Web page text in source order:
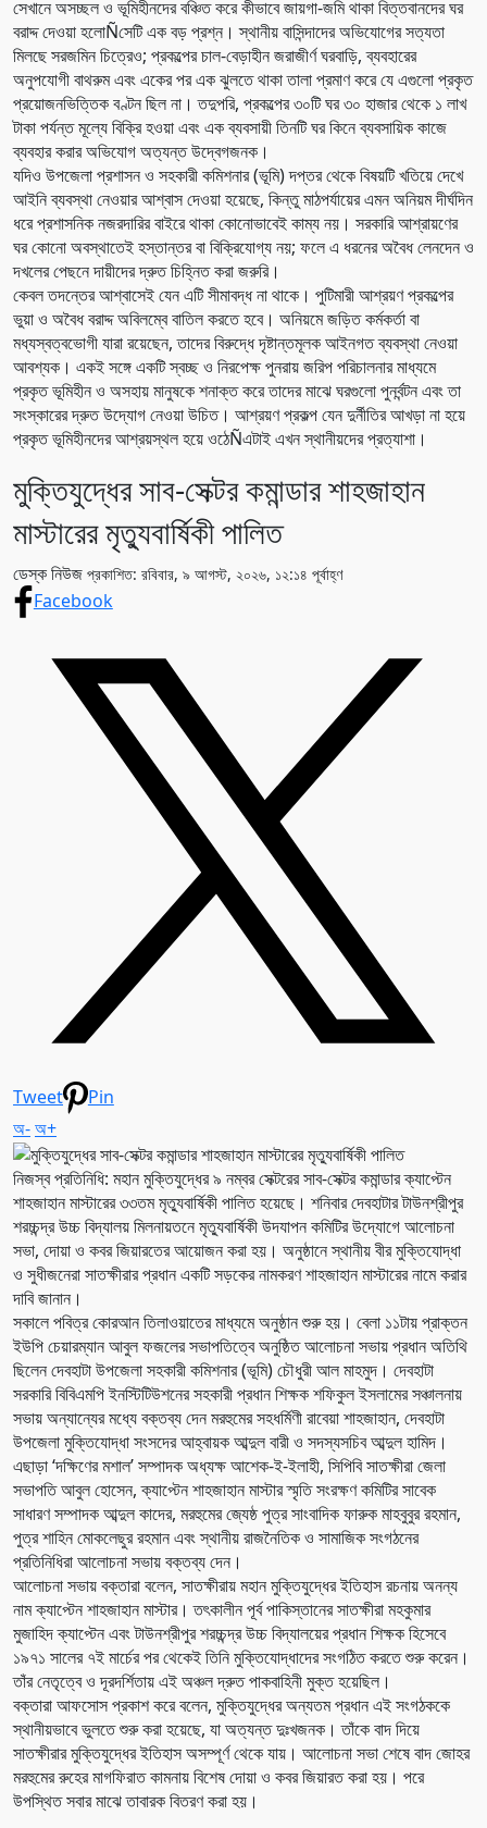
সেখানে অসচ্ছল ও ভূমিহীনদের বঞ্চিত করে কীভাবে জায়গা-জমি থাকা বিত্তবানদের ঘর
বরাদ্দ দেওয়া হলোÑসেটি এক বড় প্রশ্ন। স্থানীয় বাসিন্দাদের অভিযোগের সত্যতা
মিলছে সরজমিন চিত্রেও; প্রকল্পের চাল-বেড়াহীন জরাজীর্ণ ঘরবাড়ি, ব্যবহারের
অনুপযোগী বাথরুম এবং একের পর এক ঝুলতে থাকা তালা প্রমাণ করে যে এগুলো প্রকৃত
প্রয়োজনভিত্তিক বণ্টন ছিল না। তদুপরি, প্রকল্পের ৩০টি ঘর ৩০ হাজার থেকে ১ লাখ
টাকা পর্যন্ত মূল্যে বিক্রি হওয়া এবং এক ব্যবসায়ী তিনটি ঘর কিনে ব্যবসায়িক কাজে
ব্যবহার করার অভিযোগ অত্যন্ত উদ্বেগজনক।
যদিও উপজেলা প্রশাসন ও সহকারী কমিশনার (ভূমি) দপ্তর থেকে বিষয়টি খতিয়ে দেখে
আইনি ব্যবস্থা নেওয়ার আশ্বাস দেওয়া হয়েছে, কিন্তু মাঠপর্যায়ের এমন অনিয়ম দীর্ঘদিন
ধরে প্রশাসনিক নজরদারির বাইরে থাকা কোনোভাবেই কাম্য নয়। সরকারি আশ্রায়ণের
ঘর কোনো অবস্থাতেই হস্তান্তর বা বিক্রিযোগ্য নয়; ফলে এ ধরনের অবৈধ লেনদেন ও
দখলের পেছনে দায়ীদের দ্রুত চিহ্নিত করা জরুরি।
কেবল তদন্তের আশ্বাসেই যেন এটি সীমাবদ্ধ না থাকে। পুটিমারী আশ্রয়ণ প্রকল্পের
ভুয়া ও অবৈধ বরাদ্দ অবিলম্বে বাতিল করতে হবে। অনিয়মে জড়িত কর্মকর্তা বা
মধ্যস্বত্বভোগী যারা রয়েছেন, তাদের বিরুদ্ধে দৃষ্টান্তমূলক আইনগত ব্যবস্থা নেওয়া
আবশ্যক। একই সঙ্গে একটি স্বচ্ছ ও নিরপেক্ষ পুনরায় জরিপ পরিচালনার মাধ্যমে
প্রকৃত ভূমিহীন ও অসহায় মানুষকে শনাক্ত করে তাদের মাঝে ঘরগুলো পুনর্বন্টন এবং তা
সংস্কারের দ্রুত উদ্যোগ নেওয়া উচিত। আশ্রয়ণ প্রকল্প যেন দুর্নীতির আখড়া না হয়ে
প্রকৃত ভূমিহীনদের আশ্রয়স্থল হয়ে ওঠেÑএটাই এখন স্থানীয়দের প্রত্যাশা।
মুক্তিযুদ্ধের সাব-সেক্টর কমান্ডার শাহজাহান
মাস্টারের মৃত্যুবার্ষিকী পালিত
ডেস্ক নিউজ প্রকাশিত: রবিবার, ৯ আগস্ট, ২০২৬, ১২:১৪ পূর্বাহ্ণ
Facebook
Tweet
Pin
অ-অ+
নিজস্ব প্রতিনিধি: মহান মুক্তিযুদ্ধের ৯ নম্বর সেক্টরের সাব-সেক্টর কমান্ডার ক্যাপ্টেন
শাহজাহান মাস্টারের ৩৩তম মৃত্যুবার্ষিকী পালিত হয়েছে। শনিবার দেবহাটার টাউনশ্রীপুর
শরচ্চন্দ্র উচ্চ বিদ্যালয় মিলনায়তনে মৃত্যুবার্ষিকী উদযাপন কমিটির উদ্যোগে আলোচনা
সভা, দোয়া ও কবর জিয়ারতের আয়োজন করা হয়। অনুষ্ঠানে স্থানীয় বীর মুক্তিযোদ্ধা
ও সুধীজনেরা সাতক্ষীরার প্রধান একটি সড়কের নামকরণ শাহজাহান মাস্টারের নামে করার
দাবি জানান।
সকালে পবিত্র কোরআন তিলাওয়াতের মাধ্যমে অনুষ্ঠান শুরু হয়। বেলা ১১টায় প্রাক্তন
ইউপি চেয়ারম্যান আবুল ফজলের সভাপতিত্বে অনুষ্ঠিত আলোচনা সভায় প্রধান অতিথি
ছিলেন দেবহাটা উপজেলা সহকারী কমিশনার (ভূমি) চৌধুরী আল মাহমুদ। দেবহাটা
সরকারি বিবিএমপি ইনস্টিটিউশনের সহকারী প্রধান শিক্ষক শফিকুল ইসলামের সঞ্চালনায়
সভায় অন্যান্যের মধ্যে বক্তব্য দেন মরহুমের সহধর্মিণী রাবেয়া শাহজাহান, দেবহাটা
উপজেলা মুক্তিযোদ্ধা সংসদের আহ্বায়ক আব্দুল বারী ও সদস্যসচিব আব্দুল হামিদ।
এছাড়া ‘দক্ষিণের মশাল’ সম্পাদক অধ্যক্ষ আশেক-ই-ইলাহী, সিপিবি সাতক্ষীরা জেলা
সভাপতি আবুল হোসেন, ক্যাপ্টেন শাহজাহান মাস্টার স্মৃতি সংরক্ষণ কমিটির সাবেক
সাধারণ সম্পাদক আব্দুল কাদের, মরহুমের জ্যেষ্ঠ পুত্র সাংবাদিক ফারুক মাহবুবুর রহমান,
পুত্র শাহিন মোকলেছুর রহমান এবং স্থানীয় রাজনৈতিক ও সামাজিক সংগঠনের
প্রতিনিধিরা আলোচনা সভায় বক্তব্য দেন।
আলোচনা সভায় বক্তারা বলেন, সাতক্ষীরায় মহান মুক্তিযুদ্ধের ইতিহাস রচনায় অনন্য
নাম ক্যাপ্টেন শাহজাহান মাস্টার। তৎকালীন পূর্ব পাকিস্তানের সাতক্ষীরা মহকুমার
মুজাহিদ ক্যাপ্টেন এবং টাউনশ্রীপুর শরচ্চন্দ্র উচ্চ বিদ্যালয়ের প্রধান শিক্ষক হিসেবে
১৯৭১ সালের ৭ই মার্চের পর থেকেই তিনি মুক্তিযোদ্ধাদের সংগঠিত করতে শুরু করেন।
তাঁর নেতৃত্বে ও দূরদর্শিতায় এই অঞ্চল দ্রুত পাকবাহিনী মুক্ত হয়েছিল।
বক্তারা আফসোস প্রকাশ করে বলেন, মুক্তিযুদ্ধের অন্যতম প্রধান এই সংগঠককে
স্থানীয়ভাবে ভুলতে শুরু করা হয়েছে, যা অত্যন্ত দুঃখজনক। তাঁকে বাদ দিয়ে
সাতক্ষীরার মুক্তিযুদ্ধের ইতিহাস অসম্পূর্ণ থেকে যায়। আলোচনা সভা শেষে বাদ জোহর
মরহুমের রুহের মাগফিরাত কামনায় বিশেষ দোয়া ও কবর জিয়ারত করা হয়। পরে
উপস্থিত সবার মাঝে তাবারক বিতরণ করা হয়।